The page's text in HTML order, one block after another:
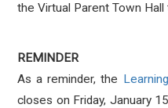
the Virtual Parent Town
REMINDER
As a reminder, the
closes on Friday, January